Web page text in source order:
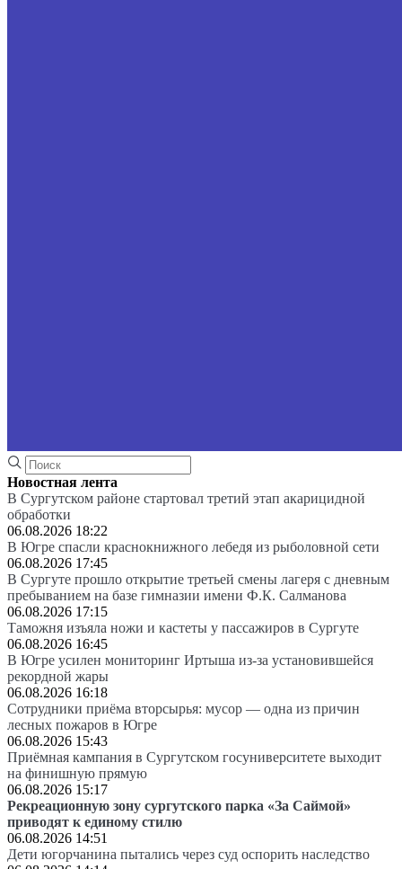
Новостная лента
В Сургутском районе стартовал третий этап акарицидной
обработки
06.08.2026 18:22
В Югре спасли краснокнижного лебедя из рыболовной сети
06.08.2026 17:45
В Сургуте прошло открытие третьей смены лагеря с дневным
пребыванием на базе гимназии имени Ф.К. Салманова
06.08.2026 17:15
Таможня изъяла ножи и кастеты у пассажиров в Сургуте
06.08.2026 16:45
В Югре усилен мониторинг Иртыша из-за установившейся
рекордной жары
06.08.2026 16:18
Сотрудники приёма вторсырья: мусор — одна из причин
лесных пожаров в Югре
06.08.2026 15:43
Приёмная кампания в Сургутском госуниверситете выходит
на финишную прямую
06.08.2026 15:17
Рекреационную зону сургутского парка «За Саймой»
приводят к единому стилю
06.08.2026 14:51
Дети югорчанина пытались через суд оспорить наследство